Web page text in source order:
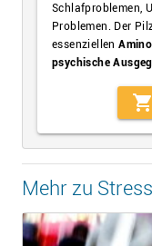
Schlafproblemen,
Problemen. Der
essenziellen
psychische
shopping_cart
Mehr zu Stress